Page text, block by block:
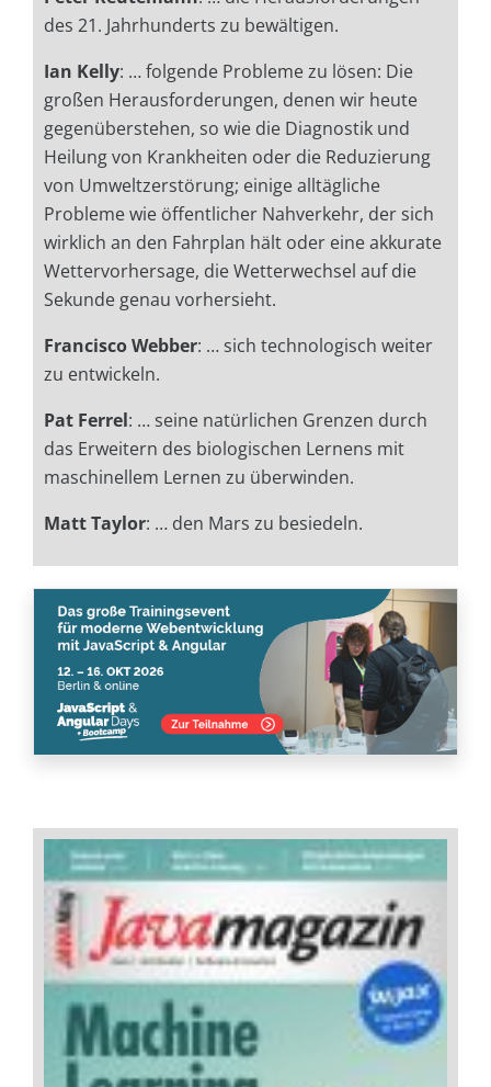
des 21. Jahrhunderts zu bewältigen.
Ian Kelly: … folgende Probleme zu lösen: Die
großen Herausforderungen, denen wir heute
gegenüberstehen, so wie die Diagnostik und
Heilung von Krankheiten oder die Reduzierung
von Umweltzerstörung; einige alltägliche
Probleme wie öffentlicher Nahverkehr, der sich
wirklich an den Fahrplan hält oder eine akkurate
Wettervorhersage, die Wetterwechsel auf die
Sekunde genau vorhersieht.
Francisco Webber: … sich technologisch weiter
zu entwickeln.
Pat Ferrel: … seine natürlichen Grenzen durch
das Erweitern des biologischen Lernens mit
maschinellem Lernen zu überwinden.
Matt Taylor: … den Mars zu besiedeln.